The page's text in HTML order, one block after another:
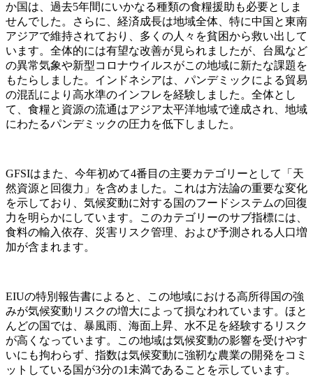
か国は、過去5年間にいかなる種類の食糧援助も必要としま
せんでした。さらに、経済成長は地域全体、特に中国と東南
アジアで維持されており、多くの人々を貧困から救い出して
います。全体的には有望な改善が見られましたが、台風など
の異常気象や新型コロナウイルスがこの地域に新たな課題を
もたらしました。インドネシアは、パンデミックによる貿易
の混乱により高水準のインフレを経験しました。全体とし
て、食糧と資源の流通はアジア太平洋地域で達成され、地域
にわたるパンデミックの圧力を低下しました。
GFSIはまた、今年初めて4番目の主要カテゴリーとして「天
然資源と回復力」を含めました。これは方法論の重要な変化
を示しており、気候変動に対する国のフードシステムの回復
力を明らかにしています。このカテゴリーのサブ指標には、
食料の輸入依存、災害リスク管理、および予測される人口増
加が含まれます。
EIUの特別報告書によると、この地域における高所得国の強
みが気候変動リスクの増大によって損なわれています。ほと
んどの国では、暴風雨、海面上昇、水不足を経験するリスク
が高くなっています。この地域は気候変動の影響を受けやす
いにも拘わらず、指数は気候変動に強靭な農業の開発をコミ
ットしている国が3分の1未満であることを示しています。